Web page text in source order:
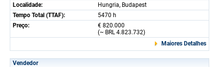
Localidade:
Hungria, Budapest
Tempo Total (TTAF):
5470 h
Preço:
€ 820.000
(~ BRL 4.823.732)
Maiores Detalhes
Vendedor